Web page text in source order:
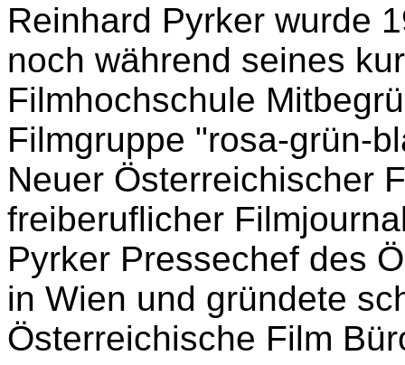
Reinhard Pyrker wurde
noch während seines
Filmhochschule
Filmgruppe "rosa-grün-
Neuer Österreichischer
freiberuflicher
Pyrker Pressechef des
in Wien und gründete
Österreichische Film